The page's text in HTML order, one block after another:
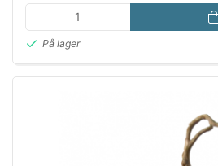
På lager